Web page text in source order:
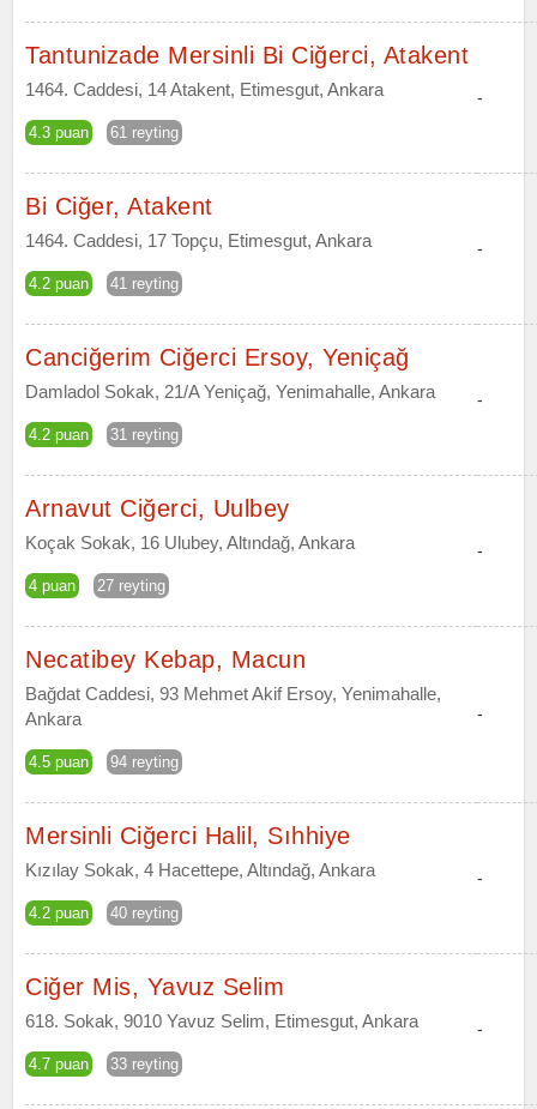
Tantunizade Mersinli Bi Ciğerci, Atakent
1464. Caddesi, 14 Atakent, Etimesgut, Ankara
4.3 puan 61 reyting
-
Bi Ciğer, Atakent
1464. Caddesi, 17 Topçu, Etimesgut, Ankara
4.2 puan 41 reyting
-
Canciğerim Ciğerci Ersoy, Yeniçağ
Damladol Sokak, 21/A Yeniçağ, Yenimahalle, Ankara
4.2 puan 31 reyting
-
Arnavut Ciğerci, Uulbey
Koçak Sokak, 16 Ulubey, Altındağ, Ankara
4 puan 27 reyting
-
Necatibey Kebap, Macun
Bağdat Caddesi, 93 Mehmet Akif Ersoy, Yenimahalle,
Ankara
4.5 puan 94 reyting
-
Mersinli Ciğerci Halil, Sıhhiye
Kızılay Sokak, 4 Hacettepe, Altındağ, Ankara
4.2 puan 40 reyting
-
Ciğer Mis, Yavuz Selim
618. Sokak, 9010 Yavuz Selim, Etimesgut, Ankara
4.7 puan 33 reyting
-